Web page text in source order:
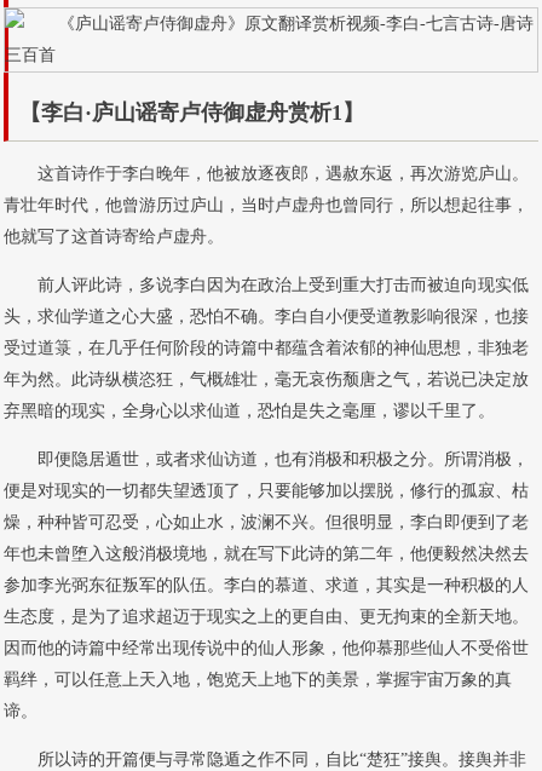
【李白·庐山谣寄卢侍御虚舟赏析1】
这首诗作于李白晚年，他被放逐夜郎，遇赦东返，再次游览庐山。
青壮年时代，他曾游历过庐山，当时卢虚舟也曾同行，所以想起往事，
他就写了这首诗寄给卢虚舟。
前人评此诗，多说李白因为在政治上受到重大打击而被迫向现实低
头，求仙学道之心大盛，恐怕不确。李白自小便受道教影响很深，也接
受过道箓，在几乎任何阶段的诗篇中都蕴含着浓郁的神仙思想，非独老
年为然。此诗纵横恣狂，气概雄壮，毫无哀伤颓唐之气，若说已决定放
弃黑暗的现实，全身心以求仙道，恐怕是失之毫厘，谬以千里了。
即便隐居遁世，或者求仙访道，也有消极和积极之分。所谓消极，
便是对现实的一切都失望透顶了，只要能够加以摆脱，修行的孤寂、枯
燥，种种皆可忍受，心如止水，波澜不兴。但很明显，李白即便到了老
年也未曾堕入这般消极境地，就在写下此诗的第二年，他便毅然决然去
参加李光弼东征叛军的队伍。李白的慕道、求道，其实是一种积极的人
生态度，是为了追求超迈于现实之上的更自由、更无拘束的全新天地。
因而他的诗篇中经常出现传说中的仙人形象，他仰慕那些仙人不受俗世
羁绊，可以任意上天入地，饱览天上地下的美景，掌握宇宙万象的真
谛。
所以诗的开篇便与寻常隐遁之作不同，自比“楚狂”接舆。接舆并非